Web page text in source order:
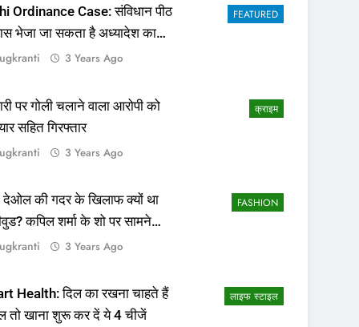
FEATURED
Ordinance Case: संविधान पीठ
भेजा जा सकता है अध्यादेश का
3 Years Ago
क्राइम
पर गोली चलाने वाला आरोपी को
सहित गिरफ्तार
3 Years Ago
FASHION
देओल की गदर के खिलाफ क्यों था
कपिल शर्मा के शो पर सामने
3 Years Ago
लाइफ स्टाइल
Health: दिल का रखना चाहते हैं
तो खाना शुरू कर दें ये 4 चीजें